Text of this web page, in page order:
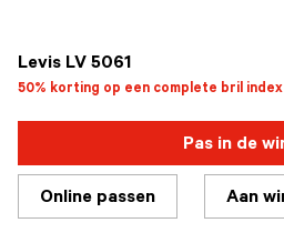
Levis LV 5061
50% korting op een complete bril index
Pas in de
Online passen Aan